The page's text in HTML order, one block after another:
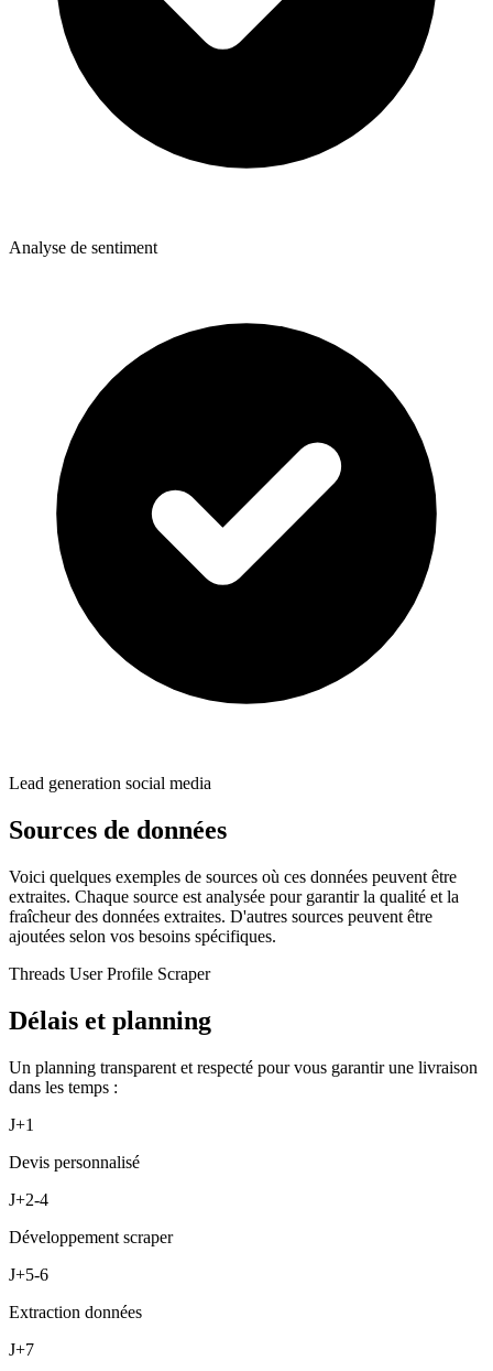
Analyse de sentiment
Lead generation social media
Sources de données
Voici quelques exemples de sources où ces données peuvent être
extraites. Chaque source est analysée pour garantir la qualité et la
fraîcheur des données extraites. D'autres sources peuvent être
ajoutées selon vos besoins spécifiques.
Threads User Profile Scraper
Délais et planning
Un planning transparent et respecté pour vous garantir une livraison
dans les temps :
J+1
Devis personnalisé
J+2-4
Développement scraper
J+5-6
Extraction données
J+7